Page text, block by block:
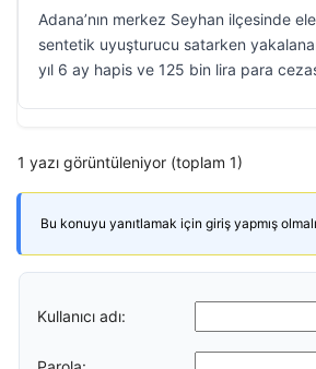
Adana’nın merkez Seyhan ilçesinde
sentetik uyuşturucu satarken
yıl 6 ay hapis ve 125 bin lira para
1 yazı görüntüleniyor (toplam 1)
Bu konuyu yanıtlamak için giriş yapmış
Kullanıcı adı: